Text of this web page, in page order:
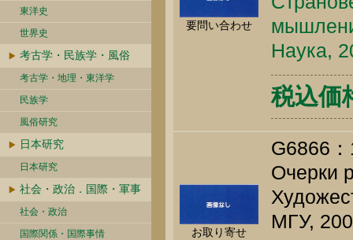
東洋史
世界史
考古学・民族学・風俗
考古学・地理・東洋学
民族学
風俗研究
日本研究
日本研究
社会・政治．国際・軍事
社会・政治
国際関係・国際事情
要問い合わせ
Наука,
税込価
お取り寄せ
G6866
Очерки
МГУ,